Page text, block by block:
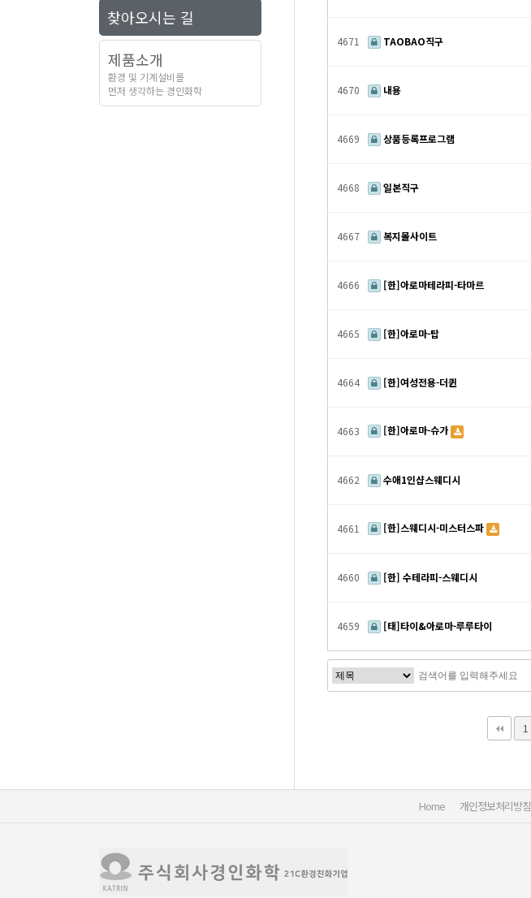
찾아오시는 길
제품소개
환경 및 기계설비를
먼저 생각하는 경인화학
4671 TAOBAO직구
4670 내용
4669 상품등록프로그램
4668 일본직구
4667 복지몰사이트
4666 [한]아로마테라피-타마르
4665 [한]아로마-탑
4664 [한]여성전용-더퀸
4663 [한]아로마-슈가
4662 수애1인샵스웨디시
4661 [한]스웨디시-미스터스파
4660 [한] 수테라피-스웨디시
4659 [태]타이&아로마-루루타이
1
Home 개인정보처리방침